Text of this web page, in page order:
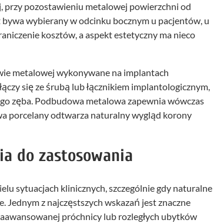
przy pozostawieniu metalowej powierzchni od
wybierany w odcinku bocznym u pacjentów, u
kosztów, a aspekt estetyczny ma nieco
metalowej wykonywane na implantach
się ze śrubą lub łącznikiem implantologicznym,
zęba. Podbudowa metalowa zapewnia wówczas
porcelany odtwarza naturalny wygląd korony
do zastosowania
sytuacjach klinicznych, szczególnie gdy naturalne
Jednym z najczęstszych wskazań jest znaczne
próchnicy lub rozległych ubytków